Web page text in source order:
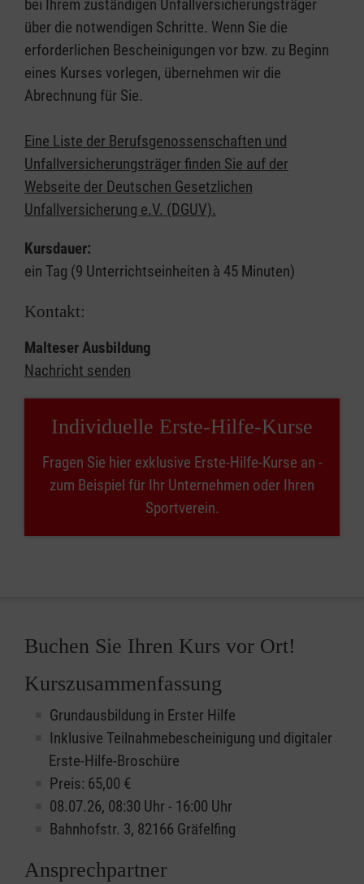
bei Ihrem zuständigen Unfallversicherungsträger
über die notwendigen Schritte. Wenn Sie die
erforderlichen Bescheinigungen vor bzw. zu Beginn
eines Kurses vorlegen, übernehmen wir die
Abrechnung für Sie.
Eine Liste der Berufsgenossenschaften und
Unfallversicherungsträger finden Sie auf der
Webseite der Deutschen Gesetzlichen
Unfallversicherung e.V. (DGUV).
Kursdauer:
ein Tag (9 Unterrichtseinheiten à 45 Minuten)
Kontakt:
Malteser Ausbildung
Nachricht senden
Individuelle Erste-Hilfe-Kurse
Fragen Sie hier exklusive Erste-Hilfe-Kurse an -
zum Beispiel für Ihr Unternehmen oder Ihren
Sportverein.
Buchen Sie Ihren Kurs vor Ort!
Kurszusammenfassung
Grundausbildung in Erster Hilfe
Inklusive Teilnahmebescheinigung und digitaler
Erste-Hilfe-Broschüre
Preis: 65,00 €
08.07.26, 08:30 Uhr - 16:00 Uhr
Bahnhofstr. 3, 82166 Gräfelfing
Ansprechpartner